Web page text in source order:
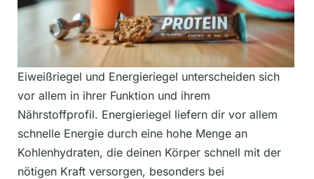
Eiweißriegel und Energieriegel unterscheiden sich
vor allem in ihrer Funktion und ihrem
Nährstoffprofil. Energieriegel liefern dir vor allem
schnelle Energie durch eine hohe Menge an
Kohlenhydraten, die deinen Körper schnell mit der
nötigen Kraft versorgen, besonders bei